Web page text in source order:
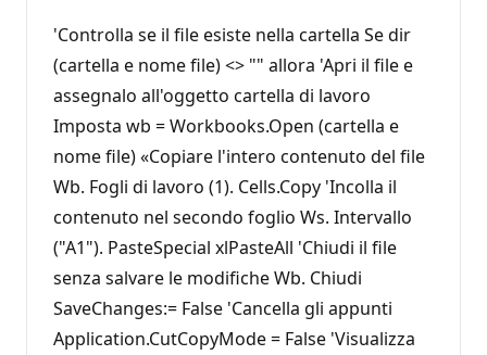
'Controlla se il file esiste nella cartella Se dir
(cartella e nome file) <> "" allora 'Apri il file e
assegnalo all'oggetto cartella di lavoro
Imposta wb = Workbooks.Open (cartella e
nome file) «Copiare l'intero contenuto del file
Wb. Fogli di lavoro (1). Cells.Copy 'Incolla il
contenuto nel secondo foglio Ws. Intervallo
("A1"). PasteSpecial xlPasteAll 'Chiudi il file
senza salvare le modifiche Wb. Chiudi
SaveChanges:= False 'Cancella gli appunti
Application.CutCopyMode = False 'Visualizza